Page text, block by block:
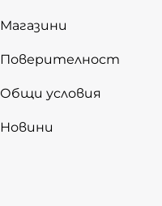
Магазини
Поверителност
Общи условия
Новини